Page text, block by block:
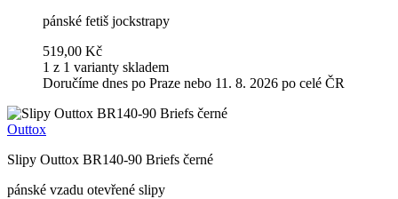
pánské fetiš jockstrapy
519,00 Kč
1 z 1 varianty skladem
Doručíme dnes po Praze nebo 11. 8. 2026 po celé ČR
Outtox
Slipy Outtox BR140-90 Briefs černé
pánské vzadu otevřené slipy